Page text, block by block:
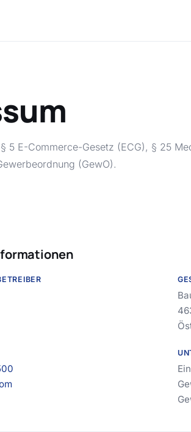
5 E-Commerce-Gesetz (ECG), § 25
(GewO).